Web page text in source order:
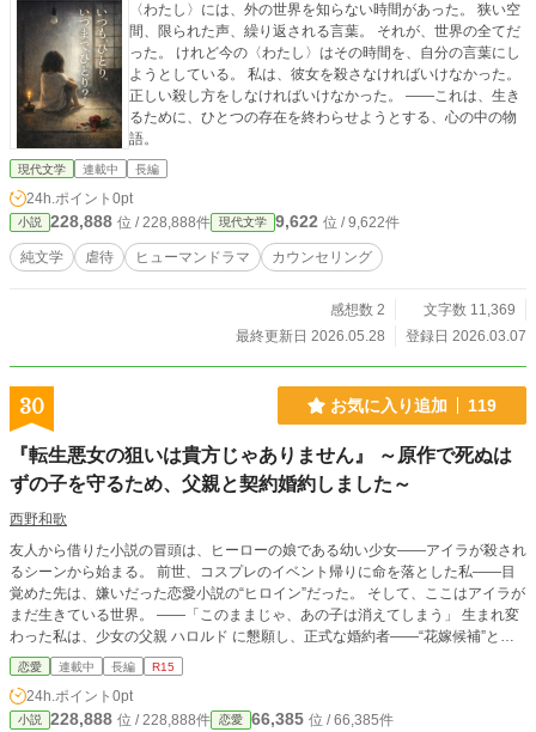
〈わたし〉には、外の世界を知らない時間があった。 狭い空
間、限られた声、繰り返される言葉。 それが、世界の全てだ
った。 けれど今の〈わたし〉はその時間を、自分の言葉にし
ようとしている。 私は、彼女を殺さなければいけなかった。
正しい殺し方をしなければいけなかった。 ――これは、生き
るために、ひとつの存在を終わらせようとする、心の中の物
語。
現代文学 連載中 長編
24h.ポイント 0pt
小説 228,888 位 / 228,888件 現代文学 9,622 位 / 9,622件
純文学 虐待 ヒューマンドラマ カウンセリング
感想数 2
文字数 11,369
最終更新日 2026.05.28
登録日 2026.03.07
30 お気に入り追加 119
『転生悪女の狙いは貴方じゃありません』 ～原作で死ぬは
ずの子を守るため、父親と契約婚約しました～
西野和歌
友人から借りた小説の冒頭は、ヒーローの娘である幼い少女――アイラが殺され
るシーンから始まる。 前世、コスプレのイベント帰りに命を落とした私――目
覚めた先は、嫌いだった恋愛小説の“ヒロイン”だった。 そして、ここはアイラが
まだ生きている世界。 ――「このままじゃ、あの子は消えてしまう」 生まれ変
わった私は、少女の父親 ハロルド に懇願し、正式な婚約者――“花嫁候補”とし
て屋敷に残り、アイラを守ることを決意する。 その病のせいで、この世界では
「白の悪魔」と呼ばれ、光に触れる事もできずに闇で暮らしていたアイラに、私
は手を差し伸べる。 帽子と手袋、特別な服――光を避けるだけじゃない、歩く
自由を。 眼鏡を与え、本や文字を教え、初めて外の世界に触れさせる。 確実に
恋愛 連載中 長編 R15
24h.ポイント 0pt
小説 228,888 位 / 228,888件 恋愛 66,385 位 / 66,385件